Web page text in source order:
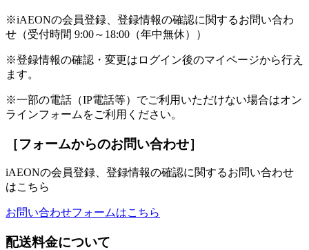
※iAEONの会員登録、登録情報の確認に関するお問い合わ
せ（受付時間 9:00～18:00（年中無休））
※登録情報の確認・変更はログイン後のマイページから行え
ます。
※一部の電話（IP電話等）でご利用いただけない場合はオン
ラインフォームをご利用ください。
［フォームからのお問い合わせ］
iAEONの会員登録、登録情報の確認に関するお問い合わせ
はこちら
お問い合わせフォームはこちら
配送料金について